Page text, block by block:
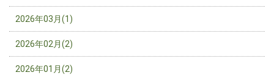
2026年03月(1)
2026年02月(2)
2026年01月(2)